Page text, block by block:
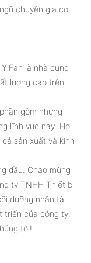
chuyên gia có
là nhà cung
lượng cao trên
gồm những
lĩnh vực này. Họ
sản xuất và kinh
đầu. Chào mừng
ty TNHH Thiết bị
dưỡng nhân tài
triển của công ty.
tôi!